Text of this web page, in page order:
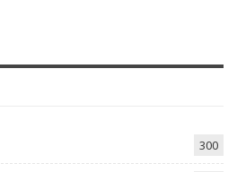
300